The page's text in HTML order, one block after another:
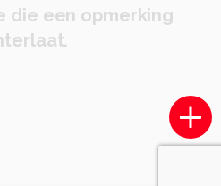
die een opmerking